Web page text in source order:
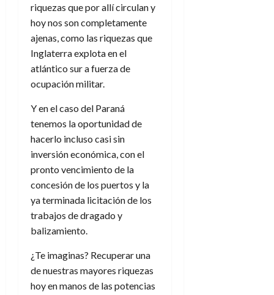
riquezas que por allí circulan y
hoy nos son completamente
ajenas, como las riquezas que
Inglaterra explota en el
atlántico sur a fuerza de
ocupación militar.
Y en el caso del Paraná
tenemos la oportunidad de
hacerlo incluso casi sin
inversión económica, con el
pronto vencimiento de la
concesión de los puertos y la
ya terminada licitación de los
trabajos de dragado y
balizamiento.
¿Te imaginas? Recuperar una
de nuestras mayores riquezas
hoy en manos de las potencias